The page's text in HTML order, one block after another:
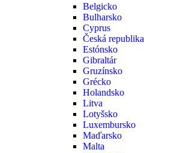
Belgicko
Bulharsko
Cyprus
Česká republika
Estónsko
Gibraltár
Gruzínsko
Grécko
Holandsko
Litva
Lotyšsko
Luxembursko
Maďarsko
Malta